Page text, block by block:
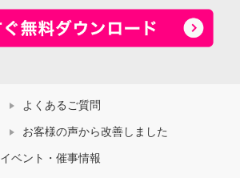
よくあるご質問
お客様の声から改善しました
イベント・催事情報